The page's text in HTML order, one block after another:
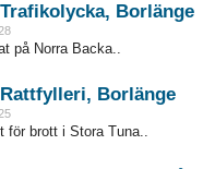
Borlänge
på Norra Backa..
Borlänge
för brott i Stora Tuna..